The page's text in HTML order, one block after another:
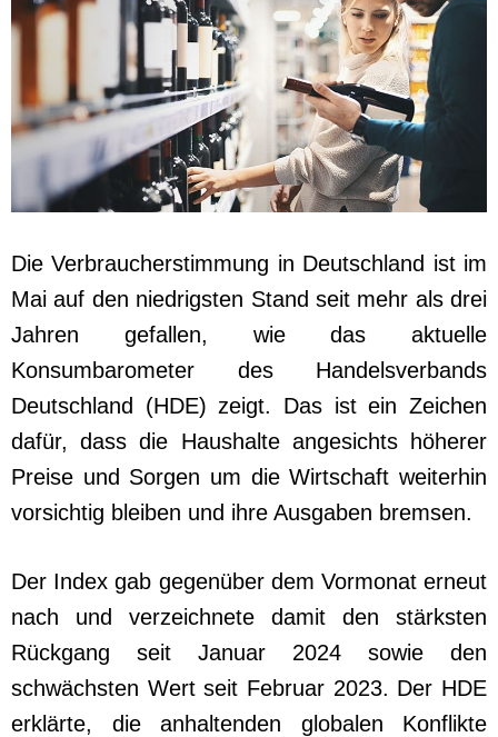
Die Verbraucherstimmung in Deutschland ist im
Mai auf den niedrigsten Stand seit mehr als drei
Jahren gefallen, wie das aktuelle
Konsumbarometer des Handelsverbands
Deutschland (HDE) zeigt. Das ist ein Zeichen
dafür, dass die Haushalte angesichts höherer
Preise und Sorgen um die Wirtschaft weiterhin
vorsichtig bleiben und ihre Ausgaben bremsen.
Der Index gab gegenüber dem Vormonat erneut
nach und verzeichnete damit den stärksten
Rückgang seit Januar 2024 sowie den
schwächsten Wert seit Februar 2023. Der HDE
erklärte, die anhaltenden globalen Konflikte